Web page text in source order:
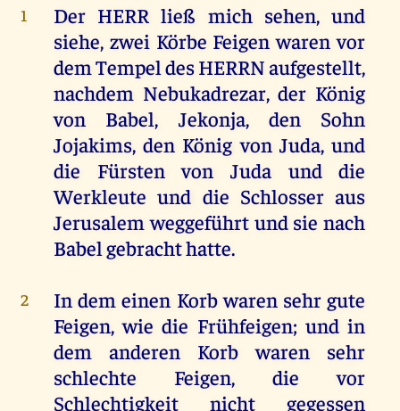
1 Der HERR ließ mich sehen,und
siehe, zwei Körbe Feigen waren vor
demTempeldesHERRNaufgestellt,
nachdem Nebukadrezar,der König
von
Babel, Jekonja, den
Sohn
Jojakims,den König von Juda,und
die
Fürsten von Juda und
die
Werkleute und die Schlosser aus
Jerusalem weggeführt und sie nach
Babelgebrachthatte.
2 In dem einen Korb waren sehr gute
Feigen,wie die Frühfeigen; und in
dem
anderen Korb waren
sehr
schlechte
Feigen,die
vor
Schlechtigkeit nicht
gegessen